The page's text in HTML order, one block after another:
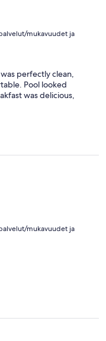
mukavuudet ja
perfectly clean,
Pool looked
was delicious,
mukavuudet ja